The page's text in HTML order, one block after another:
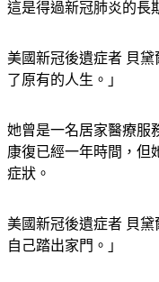
這是得過新冠肺炎的長
美國新冠後遺症者 貝黛
了原有的人生。」
她曾是一名居家醫療服
康復已經一年時間，但
症狀。
美國新冠後遺症者 貝黛
自己踏出家門。」